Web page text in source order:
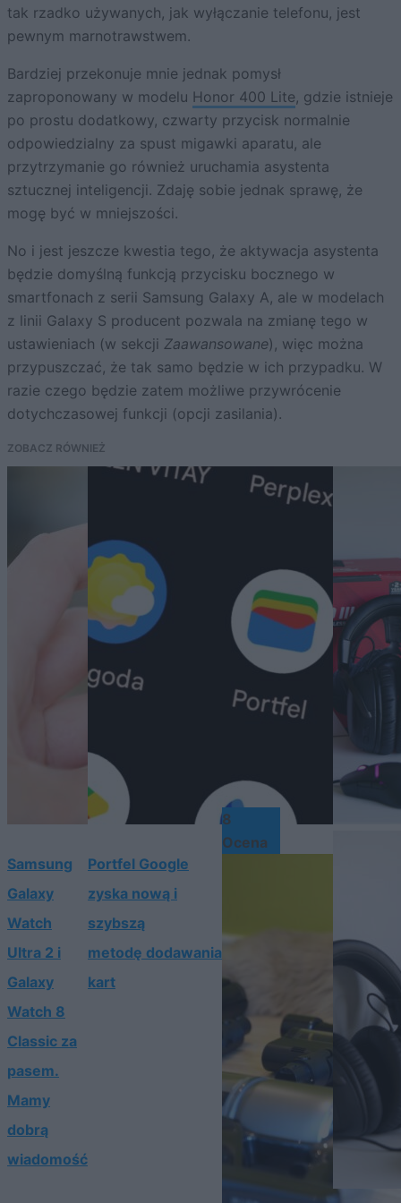
tak rzadko używanych, jak wyłączanie telefonu, jest
pewnym marnotrawstwem.
Bardziej przekonuje mnie jednak pomysł
zaproponowany w modelu Honor 400 Lite, gdzie istnieje
po prostu dodatkowy, czwarty przycisk normalnie
odpowiedzialny za spust migawki aparatu, ale
przytrzymanie go również uruchamia asystenta
sztucznej inteligencji. Zdaję sobie jednak sprawę, że
mogę być w mniejszości.
No i jest jeszcze kwestia tego, że aktywacja asystenta
będzie domyślną funkcją przycisku bocznego w
smartfonach z serii Samsung Galaxy A, ale w modelach
z linii Galaxy S producent pozwala na zmianę tego w
ustawieniach (w sekcji Zaawansowane), więc można
przypuszczać, że tak samo będzie w ich przypadku. W
razie czego będzie zatem możliwe przywrócenie
dotychczasowej funkcji (opcji zasilania).
ZOBACZ RÓWNIEŻ
Samsung
Galaxy
Watch
Ultra 2 i
Galaxy
Watch 8
Classic za
pasem.
Mamy
dobrą
wiadomość
Portfel Google
zyska nową i
szybszą
metodę dodawania
kart
8
Ocena